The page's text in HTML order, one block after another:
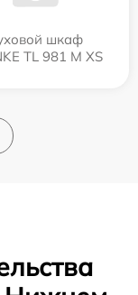
шкаф
TL 981 M XS